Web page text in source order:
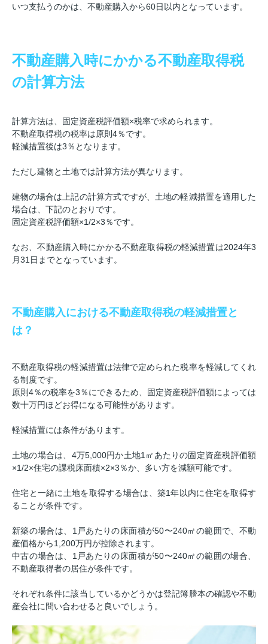
いつ支払うのかは、不動産購入から60日以内となっています。
不動産購入時にかかる不動産取得税
の計算方法
計算方法は、固定資産税評価額×税率で求められます。
不動産取得税の税率は原則4％です。
軽減措置後は3％となります。
ただし建物と土地では計算方法が異なります。
建物の場合は上記の計算方式ですが、土地の軽減措置を適用した
場合は、下記のとおりです。
固定資産税評価額×1/2×3％です。
なお、不動産購入時にかかる不動産取得税の軽減措置は2024年3
月31日までとなっています。
不動産購入における不動産取得税の軽減措置と
は？
不動産取得税の軽減措置は法律で定められた税率を軽減してくれ
る制度です。
原則4％の税率を3％にできるため、固定資産税評価額によっては
数十万円ほどお得になる可能性があります。
軽減措置には条件があります。
土地の場合は、4万5,000円か土地1㎡あたりの固定資産税評価額
×1/2×住宅の課税床面積×2×3％か、多い方を減額可能です。
住宅と一緒に土地を取得する場合は、築1年以内に住宅を取得す
ることが条件です。
新築の場合は、1戸あたりの床面積が50〜240㎡の範囲で、不動
産価格から1,200万円が控除されます。
中古の場合は、1戸あたりの床面積が50〜240㎡の範囲の場合、
不動産取得者の居住が条件です。
それぞれ条件に該当しているかどうかは登記簿謄本の確認や不動
産会社に問い合わせると良いでしょう。